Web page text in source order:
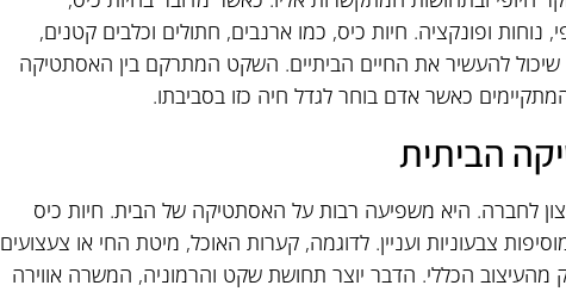
ופונקציה. חיות כיס, כמו ארנבים, חתולים וכלבים קטנים,
להעשיר את החיים הביתיים. השקט המתרקם בין האסתטיקה
כאשר אדם בוחר לגדל חיה כזו בסביבתו.
הביתית
לחברה. היא משפיעה רבות על האסתטיקה של הבית. חיות כיס
צבעוניות ועניין. לדוגמה, קערות האוכל, מיטת החי או צעצועים
מהעיצוב הכללי. הדבר יוצר תחושת שקט והרמוניה, המשרה אווירה